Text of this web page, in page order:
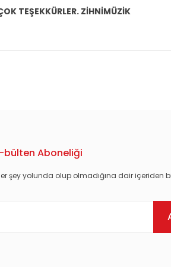
TEŞEKKÜRLER. ZİHNİMÜZİK
bülten Aboneliği
şey yolunda olup olmadığına dair içeriden